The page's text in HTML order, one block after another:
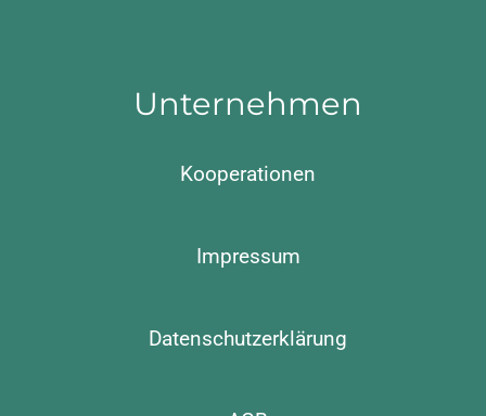
Unternehmen
Kooperationen
Impressum
Datenschutzerklärung